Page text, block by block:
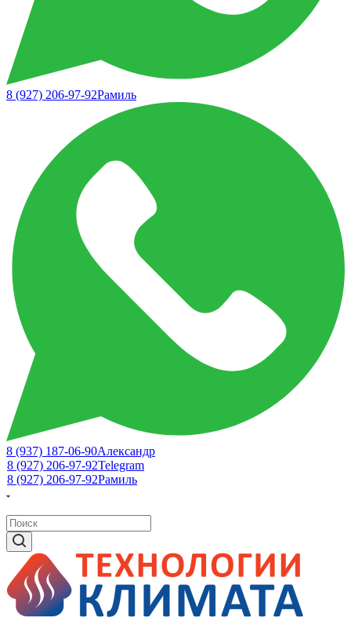
8 (927) 206-97-92Рамиль
8 (937) 187-06-90Александр
8 (927) 206-97-92Telegram
8 (927) 206-97-92Рамиль